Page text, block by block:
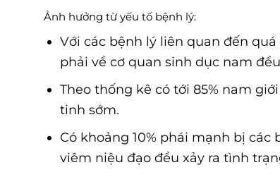
Ảnh hưởng từ yếu tố bệnh lý:
Với các bệnh lý liên quan đến
phải về cơ quan sinh dục nam
Theo thống kê có tới 85% nam
tinh sớm.
Có khoảng 10% phái mạnh bị
viêm niệu đạo đều xảy ra tình